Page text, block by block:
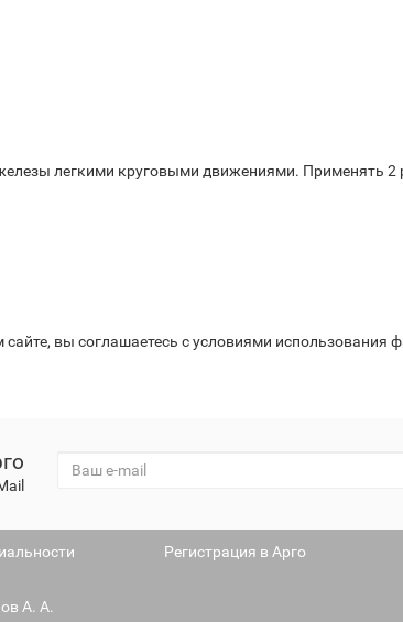
легкими круговыми движениями. Применять 2
вы соглашаетесь с условиями
Регистрация в Арго
А. А.